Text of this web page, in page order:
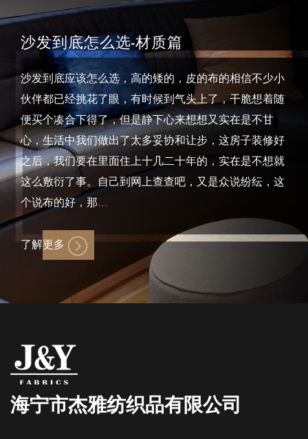
沙发到底怎么选-材质篇
沙发到底应该怎么选，高的矮的，皮的布的相信不少小
伙伴都已经挑花了眼，有时候到气头上了，干脆想着随
便买个凑合下得了，但是静下心来想想又实在是不甘
心，生活中我们做出了太多妥协和让步，这房子装修好
之后，我们要在里面住上十几二十年的，实在是不想就
这么敷衍了事。自己到网上查查吧，又是众说纷纭，这
个说布的好，那...
了解更多
海宁市杰雅纺织品有限公司